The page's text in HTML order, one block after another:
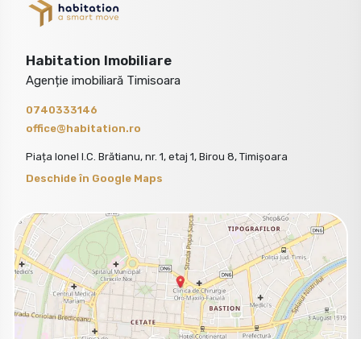
Habitation Imobiliare
Agenție imobiliară Timisoara
0740333146
office@habitation.ro
Piața Ionel I.C. Brătianu, nr. 1, etaj 1, Birou 8, Timișoara
Deschide în Google Maps